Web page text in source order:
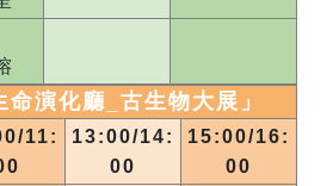
演化廳_ 古生物大展 」
11:
13:00/14:
00
15:00/16:
00